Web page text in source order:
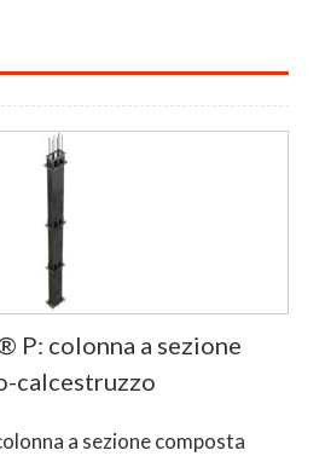
P: colonna a sezione
calcestruzzo
a sezione composta